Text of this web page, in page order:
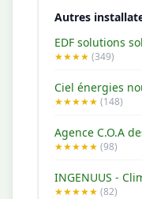
Autres
EDF solutions
★★★★ (349)
★★★★★ (148)
★★★★★ (98)
★★★★★ (82)